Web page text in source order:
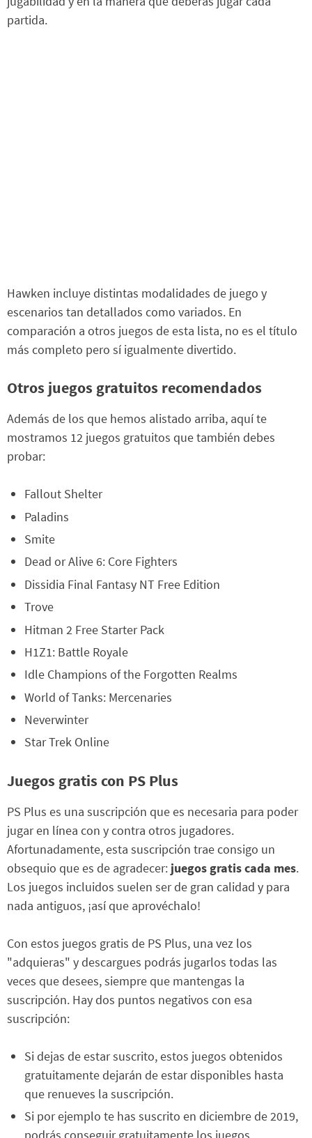
partida.
Hawken incluye distintas modalidades de juego y
escenarios tan detallados como variados. En
comparación a otros juegos de esta lista, no es el título
más completo pero sí igualmente divertido.
Otros juegos gratuitos recomendados
Además de los que hemos alistado arriba, aquí te
mostramos 12 juegos gratuitos que también debes
probar:
Fallout Shelter
Paladins
Smite
Dead or Alive 6: Core Fighters
Dissidia Final Fantasy NT Free Edition
Trove
Hitman 2 Free Starter Pack
H1Z1: Battle Royale
Idle Champions of the Forgotten Realms
World of Tanks: Mercenaries
Neverwinter
Star Trek Online
Juegos gratis con PS Plus
PS Plus es una suscripción que es necesaria para poder
jugar en línea con y contra otros jugadores.
Afortunadamente, esta suscripción trae consigo un
obsequio que es de agradecer: juegos gratis cada mes.
Los juegos incluidos suelen ser de gran calidad y para
nada antiguos, ¡así que aprovéchalo!
Con estos juegos gratis de PS Plus, una vez los
"adquieras" y descargues podrás jugarlos todas las
veces que desees, siempre que mantengas la
suscripción. Hay dos puntos negativos con esa
suscripción:
Si dejas de estar suscrito, estos juegos obtenidos
gratuitamente dejarán de estar disponibles hasta
que renueves la suscripción.
Si por ejemplo te has suscrito en diciembre de 2019,